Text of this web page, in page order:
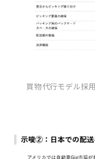
買物代行モデル採